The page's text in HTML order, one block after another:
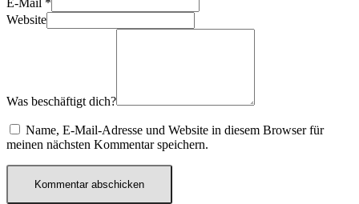
E-Mail *
Website
Was beschäftigt dich?
Name, E-Mail-Adresse und Website in diesem Browser für
meinen nächsten Kommentar speichern.